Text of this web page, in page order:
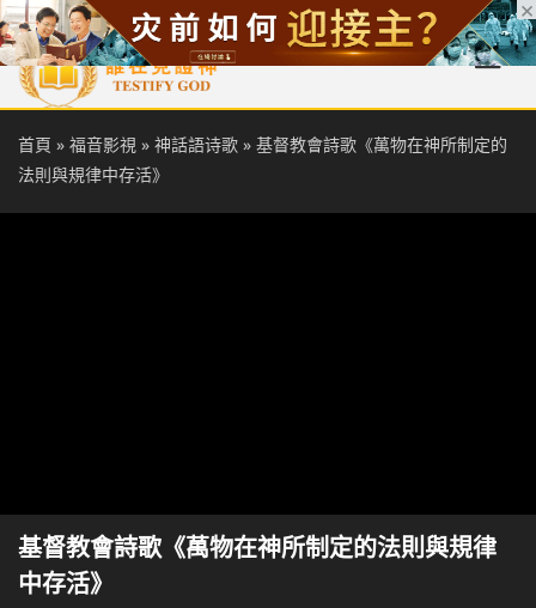
首頁 每日靈糧 天國福音 基督徒見證 信仰解答 聖經
首頁 » 福音影視 » 神話語诗歌 » 基督教會詩歌《萬物在神所制定的
法則與規律中存活》
基督教會詩歌《萬物在神所制定的法則與規律
中存活》